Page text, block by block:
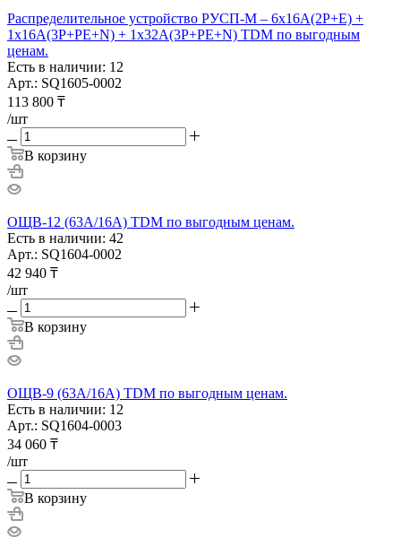
Распределительное устройство РУСП-М – 6х16A(2P+E) +
1х16A(3P+PE+N) + 1х32А(3P+PE+N) TDM по выгодным
ценам.
Есть в наличии: 12
Арт.: SQ1605-0002
113 800 ₸
/шт
В корзину
ОЩВ-12 (63А/16А) TDM по выгодным ценам.
Есть в наличии: 42
Арт.: SQ1604-0002
42 940 ₸
/шт
В корзину
ОЩВ-9 (63А/16А) TDM по выгодным ценам.
Есть в наличии: 12
Арт.: SQ1604-0003
34 060 ₸
/шт
В корзину